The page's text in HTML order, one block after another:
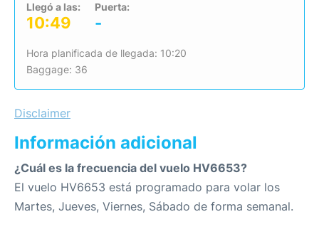
Llegó a las:
10:49
Puerta:
-
Hora planificada de llegada: 10:20
Baggage: 36
Disclaimer
Información adicional
¿Cuál es la frecuencia del vuelo HV6653?
El vuelo HV6653 está programado para volar los
Martes, Jueves, Viernes, Sábado de forma semanal.